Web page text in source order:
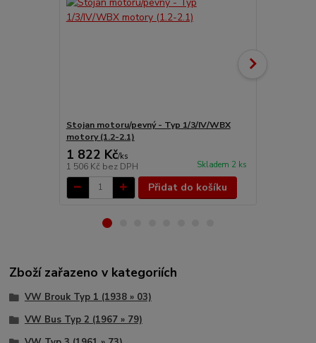
Stojan motoru/pevný - Typ 1/3/IV/WBX
motory (1.2-2.1)
1 822 Kč/ks
1 506 Kč bez DPH Skladem 2 ks
Přidat do košíku
Zboží zařazeno v kategoriích
VW Brouk Typ 1 (1938 » 03)
VW Bus Typ 2 (1967 » 79)